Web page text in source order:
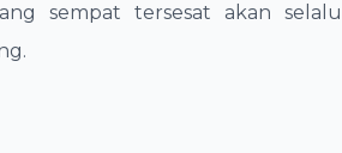
sempat tersesat akan selalu